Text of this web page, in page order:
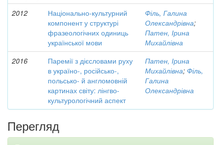
2012
Національно-культурний
компонент у структурі
фразеологічних одиниць
української мови
Філь, Галина
Олександрівна;
Патен, Ірина
Михайлівна
2016
Паремії з дієсловами руху
в україно-, російсько-,
польсько- й англомовній
картинах світу: лінгво-
культурологічний аспект
Патен, Ірина
Михайлівна; Філь,
Галина
Олександрівна
Перегляд